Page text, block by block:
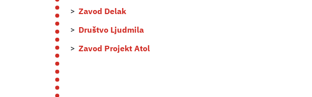
Zavod Delak
Društvo Ljudmila
Zavod Projekt Atol